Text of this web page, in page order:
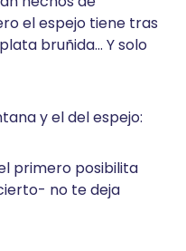
el espejo tiene tras
bruñida… Y solo
y el del espejo:
primero posibilita
no te deja